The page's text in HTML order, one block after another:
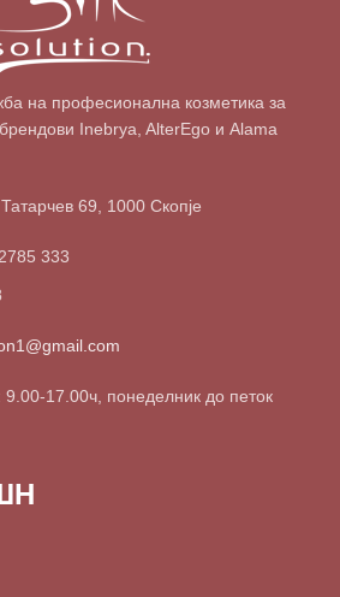
на професионална козметика за
брендови Inebrya, AlterEgo и Alama
69, 1000 Скопје
333
9.00-17.00ч, понеделник до петок